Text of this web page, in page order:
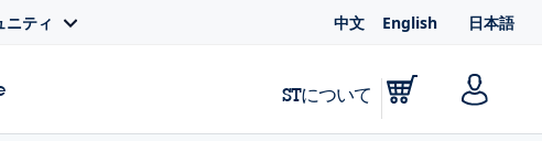
ニティ 中文 English 日本語
STについて